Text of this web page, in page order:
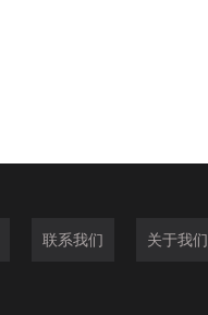
联系我们 关于我们